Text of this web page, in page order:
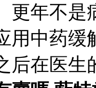
更年不是
用中药
后在医生